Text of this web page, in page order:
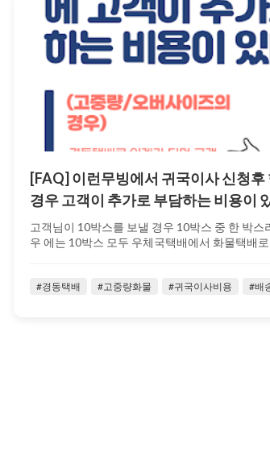
[FAQ] 이런무빙에서 귀국이사 신청
경우 고객이 추가로 부담하는 비용이
고객님이 10박스를 보낼 경우 10박스 중 한 박스
우 에는 10박스 모두 우체국택배에서 화물택배로
#경동택배 #고중량화물 #귀국이사비용 #배